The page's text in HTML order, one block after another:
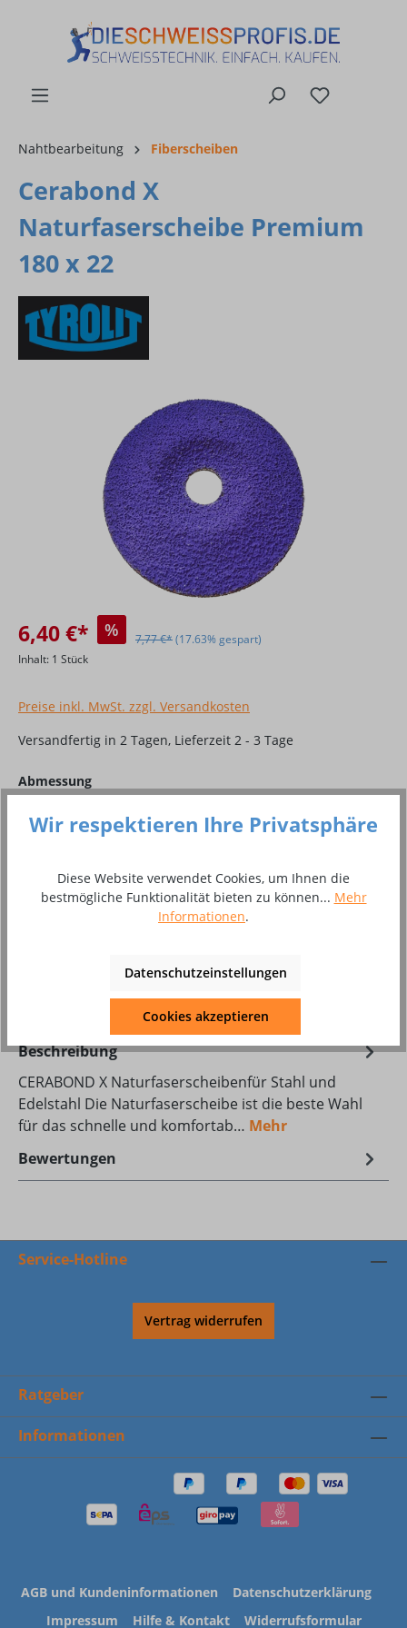
Nahtbearbeitung Fiberscheiben
Cerabond X
Naturfaserscheibe Premium
180 x 22
Bildergalerie überspringen
6,40 €* % 7,77 €*(17.63% gespart)
Inhalt: 1 Stück
Preise inkl. MwSt. zzgl. Versandkosten
Versandfertig in 2 Tagen, Lieferzeit 2 - 3 Tage
Abmessungauswählen
115 x 22
125 x 22 180 x 22
Stück
Produktnummer:8002669
Beschreibung
CERABOND X Naturfaserscheibenfür Stahl und
Edelstahl Die Naturfaserscheibe ist die beste Wahl
für das schnelle und komfortab… Mehr
Bewertungen
Service-Hotline
Vertrag widerrufen
Ratgeber
Informationen
AGB und Kundeninformationen
Datenschutzerklärung
Impressum
Hilfe & Kontakt Widerrufsformular
Wir respektieren Ihre Privatsphäre
Diese Website verwendet Cookies, um Ihnen die
bestmögliche Funktionalität bieten zu können... Mehr
Informationen.
Datenschutzeinstellungen
Cookies akzeptieren